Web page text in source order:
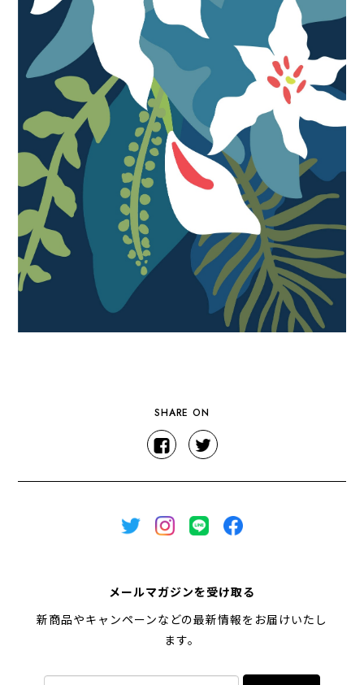
SHARE ON
メールマガジンを受け取る
新商品やキャンペーンなどの最新情報をお届けいたし
ます。